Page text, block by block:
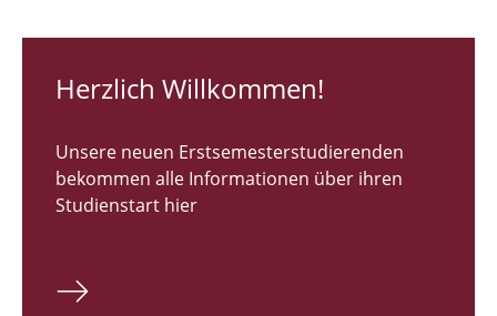
RUNDGANG 26
Bachelor Architektur
Master Architektur
Herzlich Willkommen!
Unsere neuen Erstsemesterstudierenden
bekommen alle Informationen über ihren
Studienstart hier